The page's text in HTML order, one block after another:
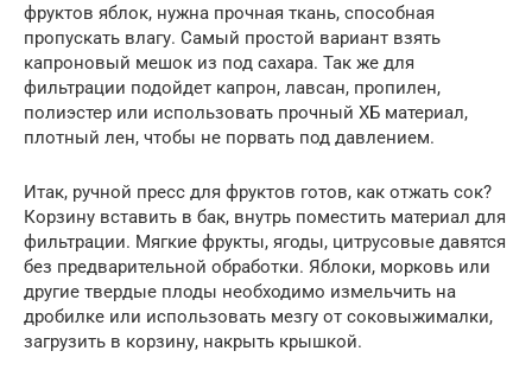
фруктов яблок, нужна прочная ткань, способная
пропускать влагу. Самый простой вариант взять
капроновый мешок из под сахара. Так же для
фильтрации подойдет капрон, лавсан, пропилен,
полиэстер или использовать прочный ХБ материал,
плотный лен, чтобы не порвать под давлением.
Итак, ручной пресс для фруктов готов, как отжать сок?
Корзину вставить в бак, внутрь поместить материал для
фильтрации. Мягкие фрукты, ягоды, цитрусовые давятся
без предварительной обработки. Яблоки, морковь или
другие твердые плоды необходимо измельчить на
дробилке или использовать мезгу от соковыжималки,
загрузить в корзину, накрыть крышкой.